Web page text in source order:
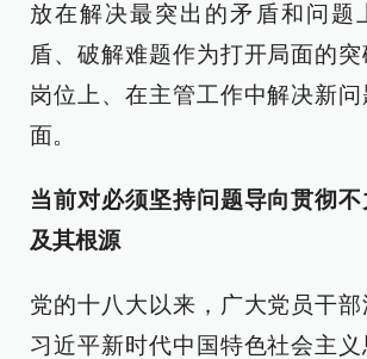
放在解决最突出的矛盾和问题
盾、破解难题作为打开局面的
岗位上、在主管工作中解决新
面。
当前对必须坚持问题导向贯彻
及其根源
党的十八大以来，广大党员干
习近平新时代中国特色社会主